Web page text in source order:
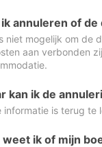
ik annuleren of
niet mogelijk om de
aan verbonden
kan ik de
informatie is terug te
weet ik of mijn